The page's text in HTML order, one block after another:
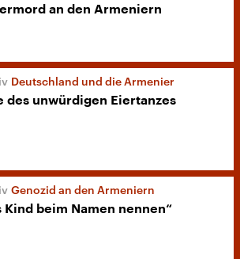
an den Armeniern
Deutschland und die Armenier
des unwürdigen Eiertanzes
Genozid an den Armeniern
Kind beim Namen nennen“